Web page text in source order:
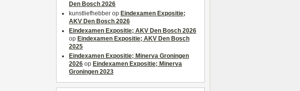
Den Bosch 2026
kunstliefhebber op Eindexamen Expositie;
AKV Den Bosch 2026
Eindexamen Expositie; AKV Den Bosch 2026
op Eindexamen Expositie; AKV Den Bosch
2025
Eindexamen Expositie; Minerva Groningen
2026 op Eindexamen Expositie; Minerva
Groningen 2023